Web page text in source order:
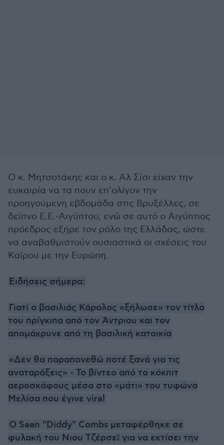
Ο κ. Μητσοτάκης και ο κ. Αλ Σίσι είχαν την
ευκαιρία να τα πουν επ’ολίγον την
προηγούμενη εβδομάδα στις Βρυξέλλες, σε
δείπνο Ε.Ε.-Αιγύπτου, ενώ σε αυτό ο Αιγύπτιος
πρόεδρος εξήρε τον ρόλο της Ελλάδας, ώστε
να αναβαθμιστούν ουσιαστικά οι σχέσεις του
Καϊρου με την Ευρώπη.
Ειδήσεις σήμερα:
Γιατί ο βασιλιάς Κάρολος «ξήλωσε» τον τίτλο
του πρίγκιπα από τον Άντριου και τον
απομάκρυνε από τη βασιλική κατοικία
«Δεν θα παραπονεθώ ποτέ ξανά για τις
αναταράξεις» - Το βίντεο από το κόκπιτ
αεροσκάφους μέσα στο «μάτι» του τυφώνα
Μελίσα που έγινε viral
Ο Sean "Diddy" Combs μεταφέρθηκε σε
φυλακή του Νιου Τζέρσεϊ για να εκτίσει την